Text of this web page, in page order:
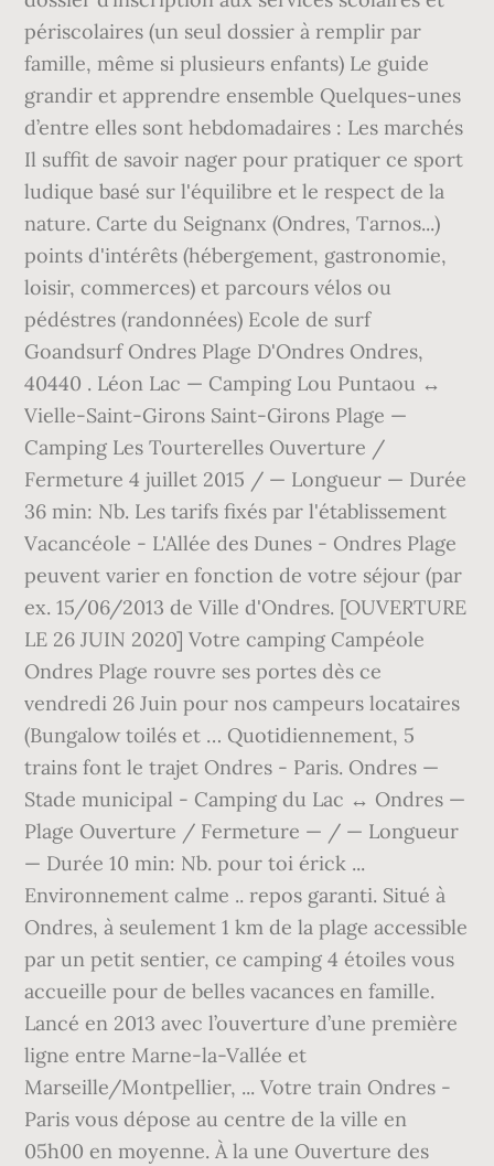
périscolaires (un seul dossier à remplir par
famille, même si plusieurs enfants) Le guide
grandir et apprendre ensemble Quelques-unes
d’entre elles sont hebdomadaires : Les marchés
Il suffit de savoir nager pour pratiquer ce sport
ludique basé sur l'équilibre et le respect de la
nature. Carte du Seignanx (Ondres, Tarnos...)
points d'intérêts (hébergement, gastronomie,
loisir, commerces) et parcours vélos ou
pédéstres (randonnées) Ecole de surf
Goandsurf Ondres Plage D'Ondres Ondres,
40440 . Léon Lac — Camping Lou Puntaou ↔
Vielle-Saint-Girons Saint-Girons Plage —
Camping Les Tourterelles Ouverture /
Fermeture 4 juillet 2015 / — Longueur — Durée
36 min: Nb. Les tarifs fixés par l'établissement
Vacancéole - L'Allée des Dunes - Ondres Plage
peuvent varier en fonction de votre séjour (par
ex. 15/06/2013 de Ville d'Ondres. [OUVERTURE
LE 26 JUIN 2020] Votre camping Campéole
Ondres Plage rouvre ses portes dès ce
vendredi 26 Juin pour nos campeurs locataires
(Bungalow toilés et … Quotidiennement, 5
trains font le trajet Ondres - Paris. Ondres —
Stade municipal - Camping du Lac ↔ Ondres —
Plage Ouverture / Fermeture — / — Longueur
— Durée 10 min: Nb. pour toi érick ...
Environnement calme .. repos garanti. Situé à
Ondres, à seulement 1 km de la plage accessible
par un petit sentier, ce camping 4 étoiles vous
accueille pour de belles vacances en famille.
Lancé en 2013 avec l’ouverture d’une première
ligne entre Marne-la-Vallée et
Marseille/Montpellier, ... Votre train Ondres -
Paris vous dépose au centre de la ville en
05h00 en moyenne. À la une Ouverture des